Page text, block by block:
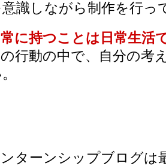
識しながら制作を行っ
に持つことは日常生活
行動の中で、自分の考
ターンシップブログは